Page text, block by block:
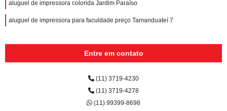
aluguel de impressora colorida Jardim Paraíso
aluguel de impressora para faculdade preço Tamanduateí 7
Entre em contato
(11) 3719-4230
(11) 3719-4278
(11) 99399-8698